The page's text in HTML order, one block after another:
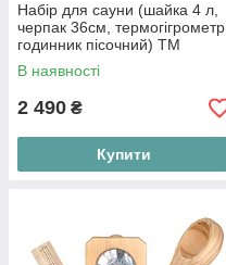
Набір для сауни (шайка 4 л,
черпак 36см, термогігрометр,
годинник пісочний) ТМ
Bonfire
В наявності
2 490 ₴
Купити